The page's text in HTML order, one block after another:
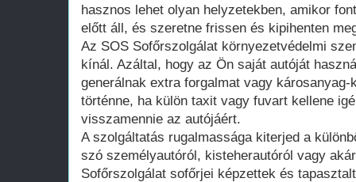
hasznos lehet olyan helyzetekben, amikor
előtt áll, és szeretne frissen és kipihenten
Az SOS Sofőrszolgálat környezetvédelmi
kínál. Azáltal, hogy az Ön saját autóját
generálnak extra forgalmat vagy
történne, ha külön taxit vagy fuvart kellene
visszamennie az autójáért.
A szolgáltatás rugalmassága kiterjed a
szó személyautóról, kisteherautóról vagy
Sofőrszolgálat sofőrjei képzettek és